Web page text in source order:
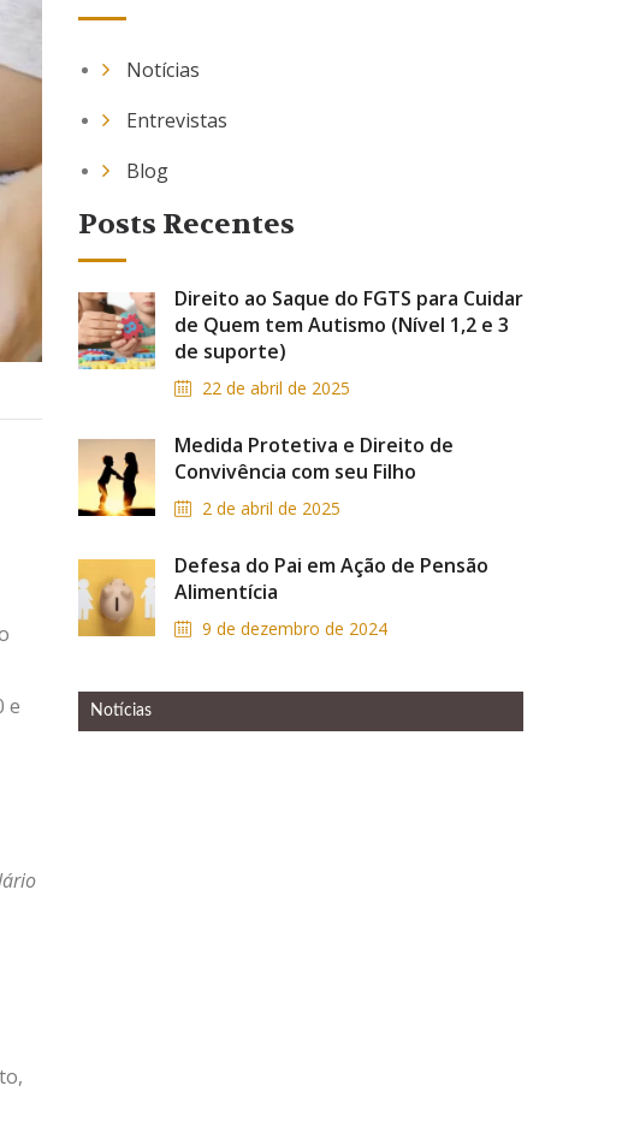
e
Notícias
Entrevistas
Blog
Posts Recentes
Direito ao Saque do FGTS para Cuidar
de Quem tem Autismo (Nível 1,2 e 3
de suporte)
22 de abril de 2025
Medida Protetiva e Direito de
Convivência com seu Filho
2 de abril de 2025
Defesa do Pai em Ação de Pensão
Alimentícia
9 de dezembro de 2024
Notícias